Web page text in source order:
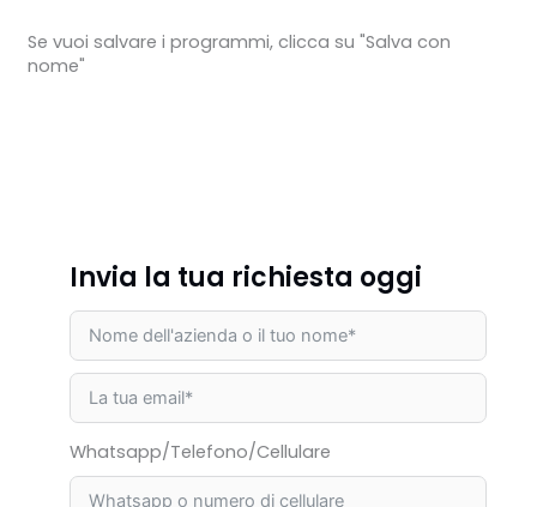
Se vuoi salvare i programmi, clicca su "Salva con
nome"
Invia la tua richiesta oggi
Whatsapp/Telefono/Cellulare